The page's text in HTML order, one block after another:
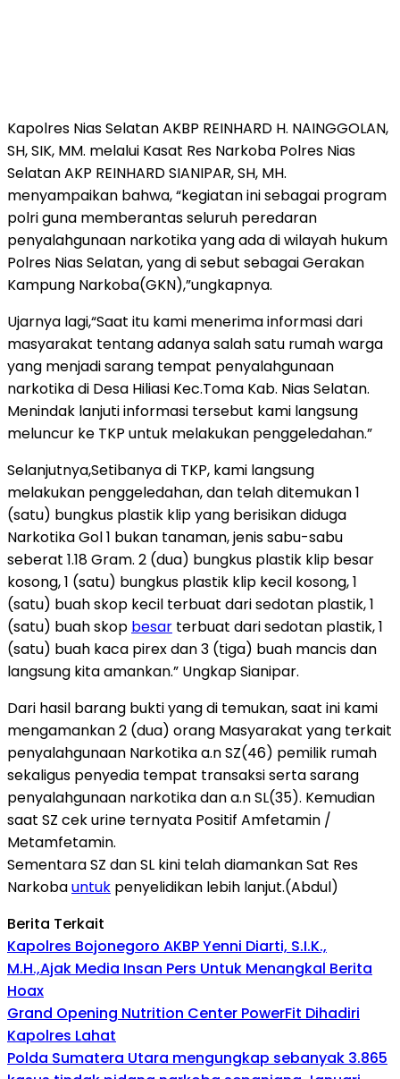
Kapolres Nias Selatan AKBP REINHARD H. NAINGGOLAN,
SH, SIK, MM. melalui Kasat Res Narkoba Polres Nias
Selatan AKP REINHARD SIANIPAR, SH, MH.
menyampaikan bahwa, “kegiatan ini sebagai program
polri guna memberantas seluruh peredaran
penyalahgunaan narkotika yang ada di wilayah hukum
Polres Nias Selatan, yang di sebut sebagai Gerakan
Kampung Narkoba(GKN),”ungkapnya.
Ujarnya lagi,“Saat itu kami menerima informasi dari
masyarakat tentang adanya salah satu rumah warga
yang menjadi sarang tempat penyalahgunaan
narkotika di Desa Hiliasi Kec.Toma Kab. Nias Selatan.
Menindak lanjuti informasi tersebut kami langsung
meluncur ke TKP untuk melakukan penggeledahan.”
Selanjutnya,Setibanya di TKP, kami langsung
melakukan penggeledahan, dan telah ditemukan 1
(satu) bungkus plastik klip yang berisikan diduga
Narkotika Gol 1 bukan tanaman, jenis sabu-sabu
seberat 1.18 Gram. 2 (dua) bungkus plastik klip besar
kosong, 1 (satu) bungkus plastik klip kecil kosong, 1
(satu) buah skop kecil terbuat dari sedotan plastik, 1
(satu) buah skop besar terbuat dari sedotan plastik, 1
(satu) buah kaca pirex dan 3 (tiga) buah mancis dan
langsung kita amankan.” Ungkap Sianipar.
Dari hasil barang bukti yang di temukan, saat ini kami
mengamankan 2 (dua) orang Masyarakat yang terkait
penyalahgunaan Narkotika a.n SZ(46) pemilik rumah
sekaligus penyedia tempat transaksi serta sarang
penyalahgunaan narkotika dan a.n SL(35). Kemudian
saat SZ cek urine ternyata Positif Amfetamin /
Metamfetamin.
Sementara SZ dan SL kini telah diamankan Sat Res
Narkobauntuk penyelidikan lebih lanjut.(Abdul)
Berita Terkait
Kapolres Bojonegoro AKBP Yenni Diarti, S.I.K.,
M.H.,Ajak Media Insan Pers Untuk Menangkal Berita
Hoax
Grand Opening Nutrition Center PowerFit Dihadiri
Kapolres Lahat
Polda Sumatera Utara mengungkap sebanyak 3.865